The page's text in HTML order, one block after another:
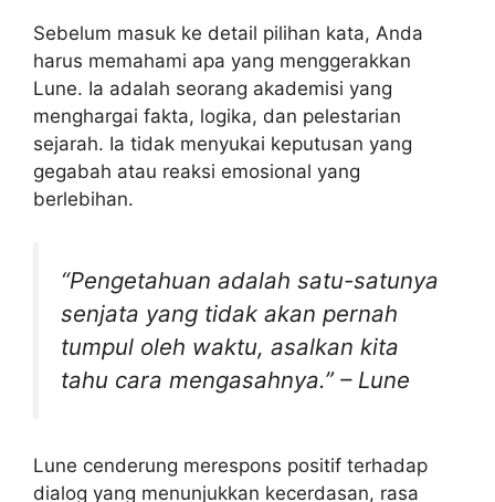
Sebelum masuk ke detail pilihan kata, Anda
harus memahami apa yang menggerakkan
Lune. Ia adalah seorang akademisi yang
menghargai fakta, logika, dan pelestarian
sejarah. Ia tidak menyukai keputusan yang
gegabah atau reaksi emosional yang
berlebihan.
“Pengetahuan adalah satu-satunya
senjata yang tidak akan pernah
tumpul oleh waktu, asalkan kita
tahu cara mengasahnya.” – Lune
Lune cenderung merespons positif terhadap
dialog yang menunjukkan kecerdasan, rasa